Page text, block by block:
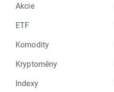
Akcie
ETF
Komodity
Kryptoměny
Indexy